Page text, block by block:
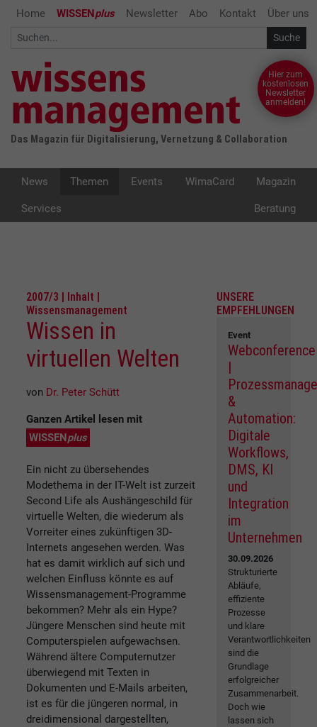
Home WISSENplus Newsletter Abo Kontakt Über uns
Das Magazin für Digitalisierung, Vernetzung & Collaboration
Hier zum
kostenlosen
Newsletter
anmelden!
News Themen Events WimaCard Magazin
Services Beratung
2007/3 | Inhalt |
Wissensmanagement
Wissen in
virtuellen Welten
von Dr. Peter Schütt
Ganzen Artikel lesen mit
WISSENplus
Ein nicht zu übersehendes
Modethema in der IT-Welt ist zurzeit
Second Life als Aushängeschild für
virtuelle Welten, die wiederum als
Vorreiter eines zukünftigen 3D-
Internets angesehen werden. Was
hat es damit wirklich auf sich und
welchen Einfluss könnte es auf
Wissensmanagement-Programme
bekommen? Mehr als ein Hype?
Jüngere Menschen sind heute mit
Computerspielen aufgewachsen.
Während ältere Computernutzer
überwiegend mit Texten in
Dokumenten und E-Mails arbeiten,
ist es für die jüngeren normal, in
dreidimensional dargestellten,
UNSERE
EMPFEHLUNGEN
Event
Webconference
|
&
Automation:
Digitale
Workflows,
DMS, KI
und
Integration
im
Unternehmen
30.09.2026
Strukturierte
Abläufe,
effiziente
Prozesse
und klare
Verantwortlichkeiten
sind die
Grundlage
erfolgreicher
Zusammenarbeit.
Doch wie
lassen sich